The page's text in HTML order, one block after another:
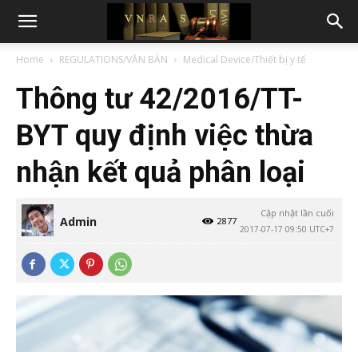
Home REGULATIONS/VĂN BẢN Medical Device/Thiết bị y tế
Thông tư 42/2016/TT-
BYT quy định việc thừa
nhận kết quả phân loại
Admin
Cập nhật lần cuối
2017-07-17 09:50 UTC+7
2877